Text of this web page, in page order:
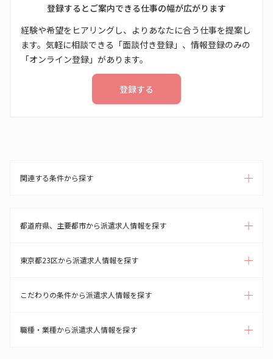
登録するとご案内できる仕事の幅が広がります
経験や希望をヒアリングし、よりあなたに合う仕事を提案し
ます。気軽に相談できる「面談付き登録」、情報登録のみの
「オンライン登録」があります。
登録する
関連する条件から探す
都道府県、主要都市から派遣求人情報を探す
東京都23区から派遣求人情報を探す
こだわりの条件から派遣求人情報を探す
職種・業種から派遣求人情報を探す